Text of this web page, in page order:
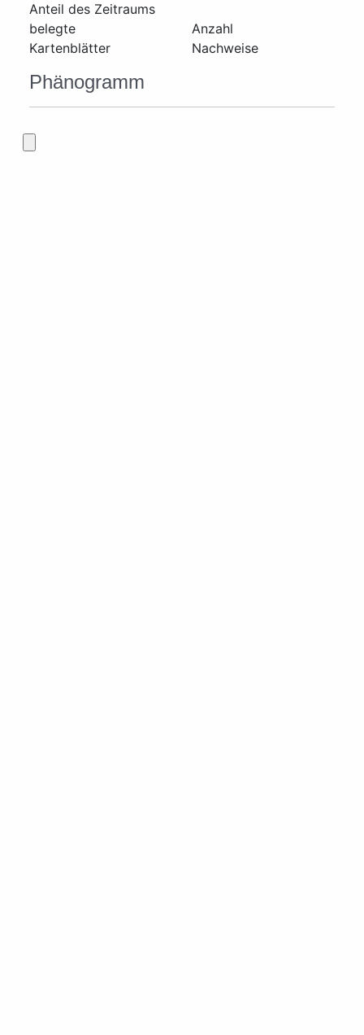
Anteil des Zeitraums
belegte
Kartenblätter
Anzahl
Nachweise
Phänogramm